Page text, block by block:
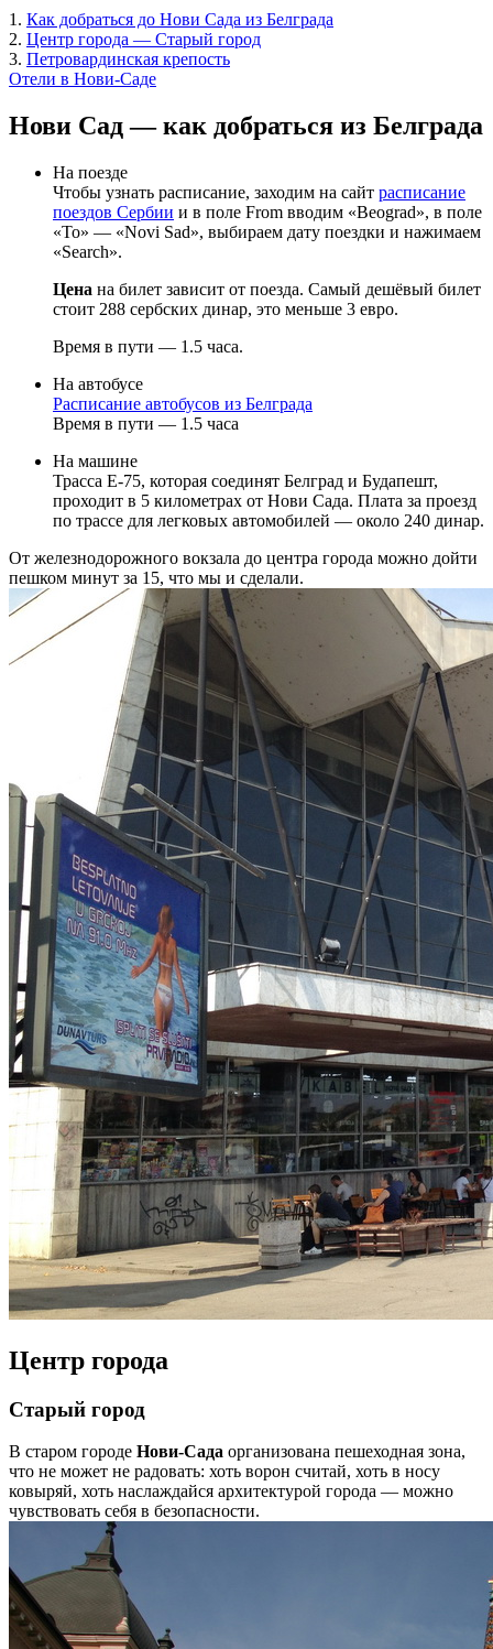
1. Как добраться до Нови Сада из Белграда
2. Центр города — Старый город
3. Петровардинская крепость
Отели в Нови-Саде
Нови Сад — как добраться из Белграда
На поезде
Чтобы узнать расписание, заходим на сайт расписание
поездов Сербии и в поле From вводим «Beograd», в поле
«To» — «Novi Sad», выбираем дату поездки и нажимаем
«Search».
Цена на билет зависит от поезда. Самый дешёвый билет
стоит 288 сербских динар, это меньше 3 евро.
Время в пути — 1.5 часа.
На автобусе
Расписание автобусов из Белграда
Время в пути — 1.5 часа
На машине
Трасса E-75, которая соединят Белград и Будапешт,
проходит в 5 километрах от Нови Сада. Плата за проезд
по трассе для легковых автомобилей — около 240 динар.
От железнодорожного вокзала до центра города можно дойти
пешком минут за 15, что мы и сделали.
Центр города
Старый город
В старом городе Нови-Сада организована пешеходная зона,
что не может не радовать: хоть ворон считай, хоть в носу
ковыряй, хоть наслаждайся архитектурой города — можно
чувствовать себя в безопасности.